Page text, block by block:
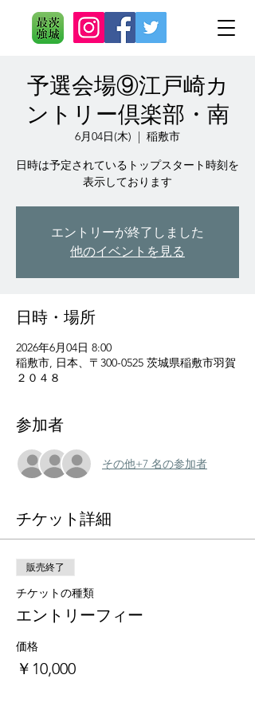
予選会場⑨江戸崎カ
ントリー倶楽部・南
6月04日(木)
  |
稲敷市
日時は予定されているトップスタート時刻を
表示しております
エントリーが終了しました
他のイベントを見る
日時・場所
2026年6月04日 8:00
稲敷市, 日本、〒300-0525 茨城県稲敷市羽賀
２０４８
参加者
その他+7 名の参加者
チケット詳細
販売終了
チケットの種類
エントリーフィー
価格
￥10,000